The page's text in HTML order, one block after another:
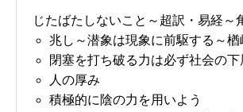
じたばたしないこと～超訳・易経～
兆し～潜象は現象に前駆する～楢
閉塞を打ち破る力は必ず社会の下
人の厚み
積極的に陰の力を用いよう